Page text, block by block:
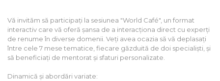
Vă invităm să participați la sesiunea "World Café", un format
interactiv care vă oferă șansa de a interacționa direct cu experți
de renume în diverse domenii. Veți avea ocazia să vă deplasați
între cele 7 mese tematice, fiecare găzduită de doi specialiști, și
să beneficiați de mentorat și sfaturi personalizate.
Dinamică și abordări variate: